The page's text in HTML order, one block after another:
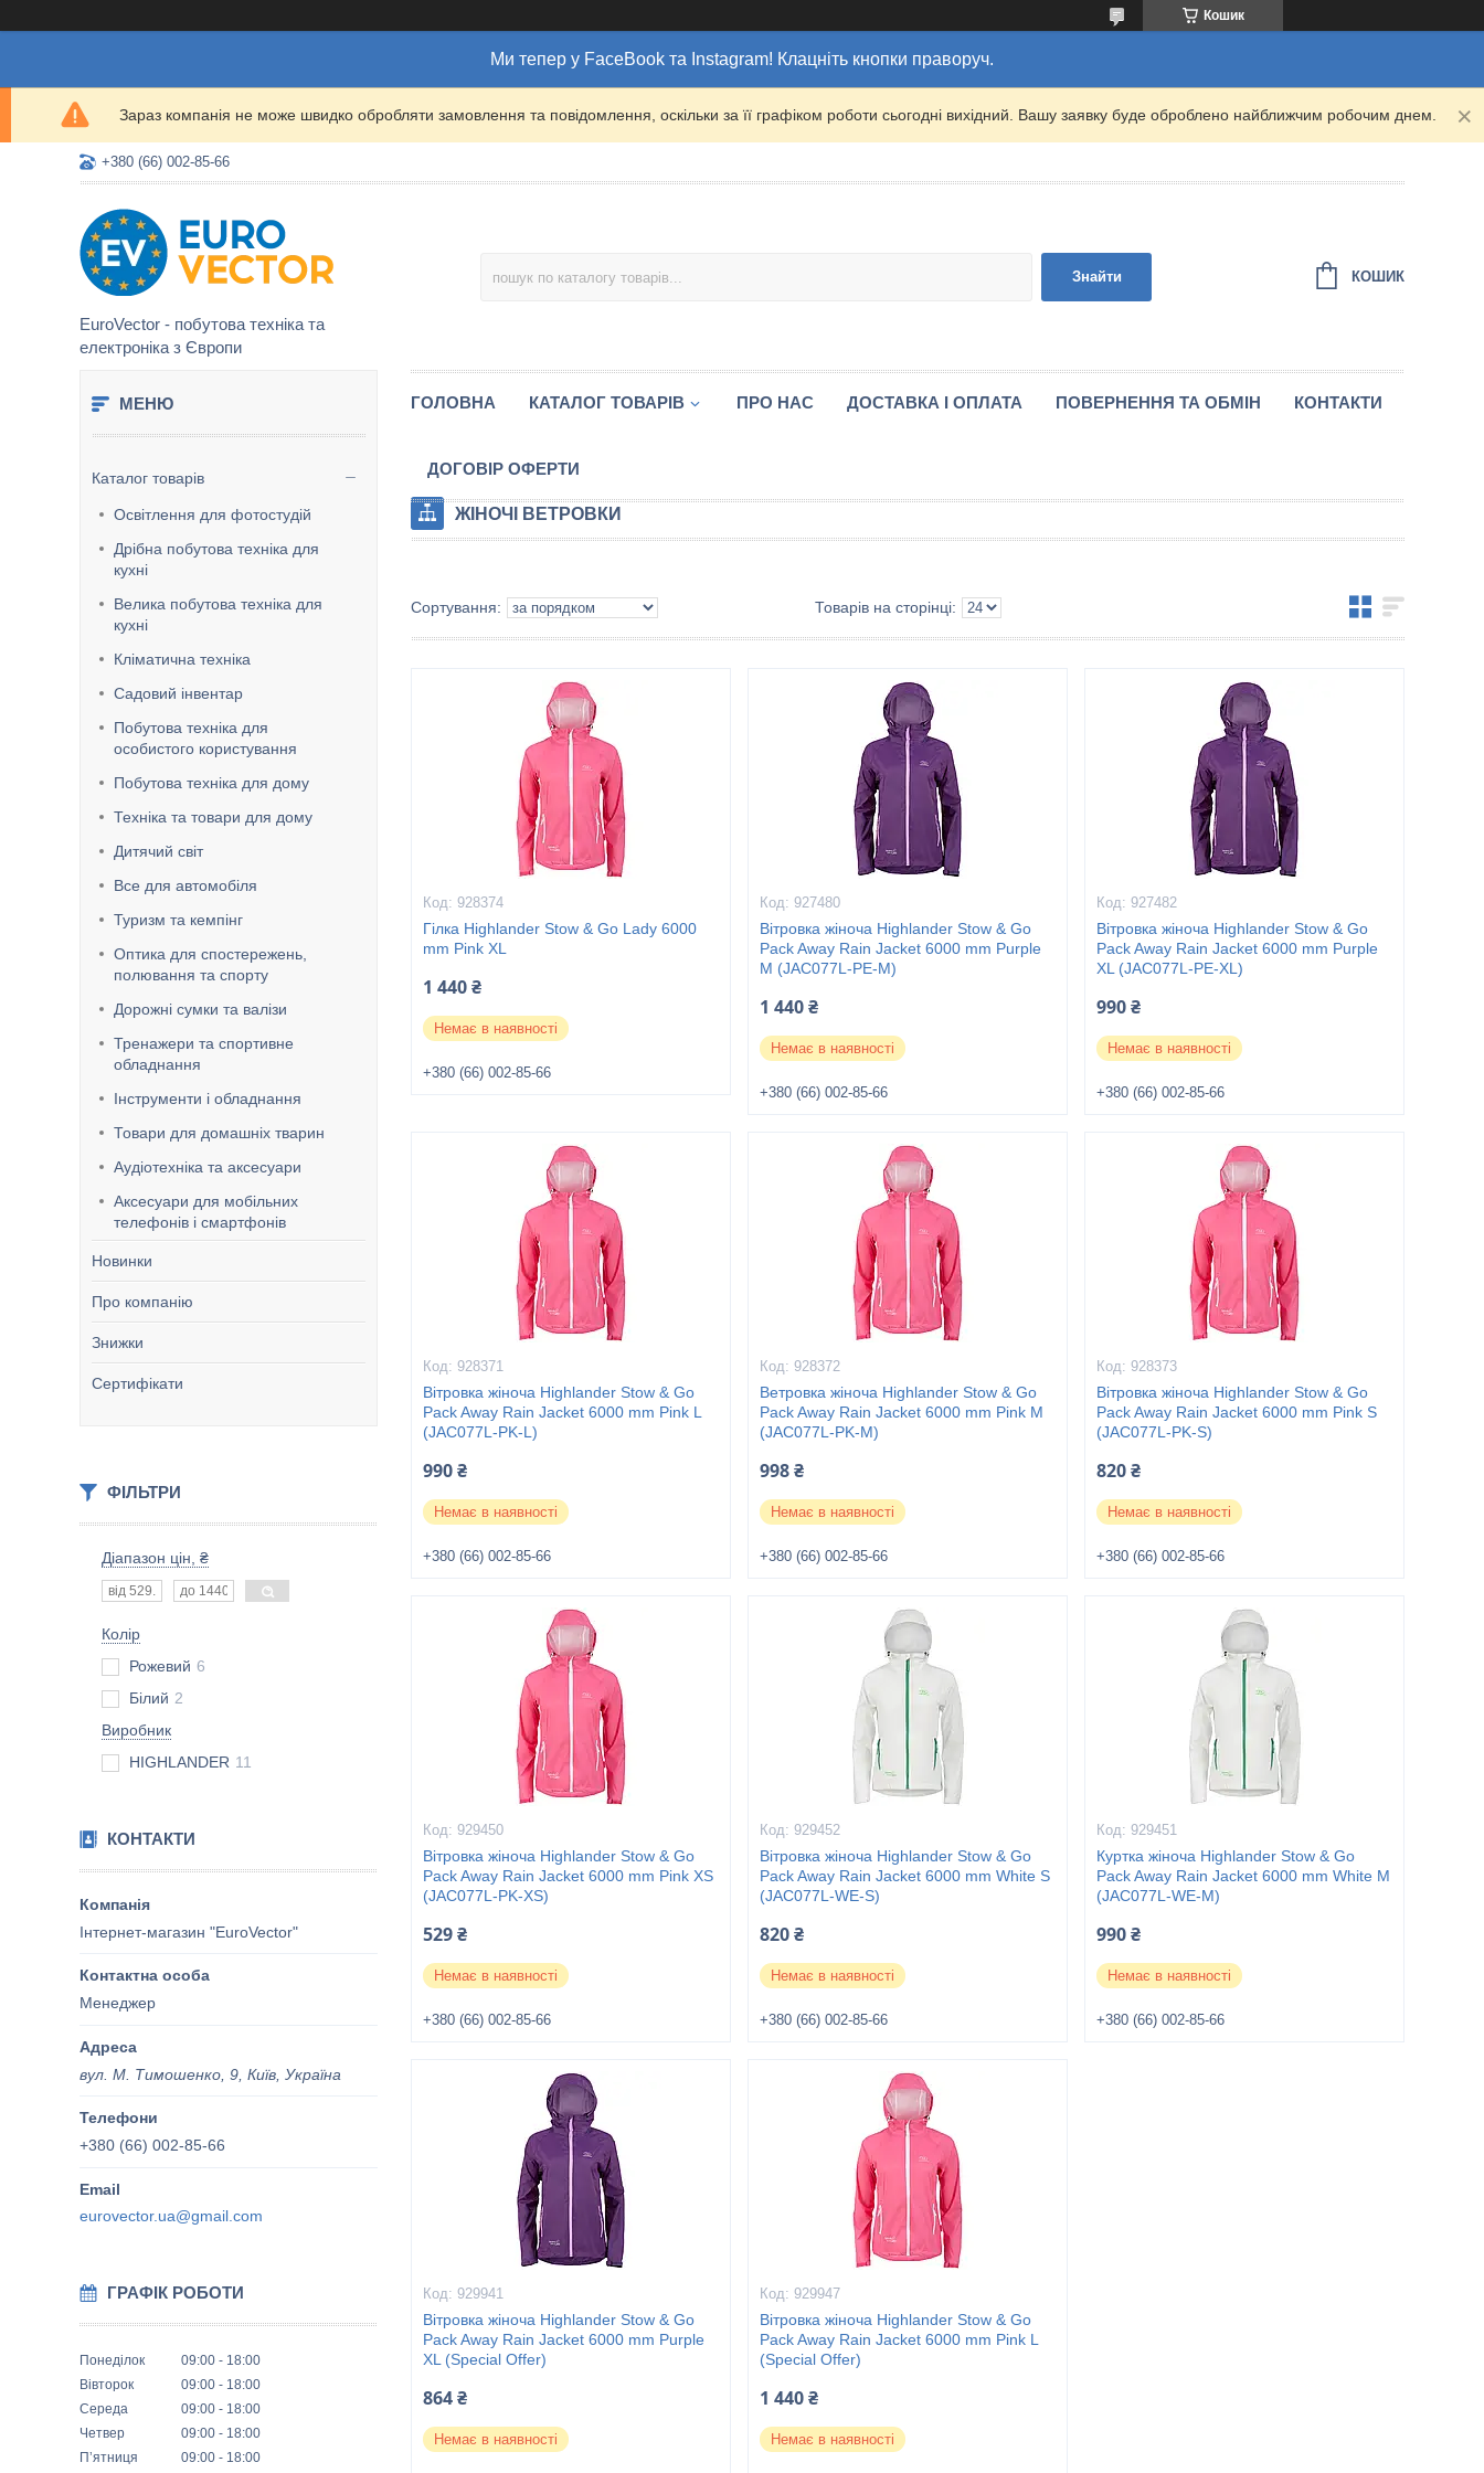
Кошик
Ми тепер у FaceBook та Instagram! Клацніть кнопки праворуч.
Зараз компанія не може швидко обробляти замовлення та повідомлення, оскільки за її графіком роботи сьогодні вихідний. Вашу заявку буде оброблено найближчим робочим днем.
+380 (66) 002-85-66
EuroVector - побутова техніка та
електроніка з Європи
Знайти КОШИК
Каталог товарів
Освітлення для фотостудій
Дрібна побутова техніка для
кухні
Велика побутова техніка для
кухні
Кліматична техніка
Садовий інвентар
Побутова техніка для
особистого користування
Побутова техніка для дому
Техніка та товари для дому
Дитячий світ
Все для автомобіля
Туризм та кемпінг
Оптика для спостережень,
полювання та спорту
Дорожні сумки та валізи
Тренажери та спортивне
обладнання
Інструменти і обладнання
Товари для домашніх тварин
Аудіотехніка та аксесуари
Аксесуари для мобільних
телефонів і смартфонів
Новинки
Про компанію
Знижки
Сертифікати
ФІЛЬТРИ
Діапазон цін, ₴
Колір
Рожевий 6
Білий 2
Виробник
HIGHLANDER 11
КОНТАКТИ
Інтернет-магазин "EuroVector"
Менеджер
вул. М. Тимошенко, 9, Київ, Україна
+380 (66) 002-85-66
eurovector.ua@gmail.com
ГРАФІК РОБОТИ
Понеділок 09:00
18:00
Вівторок
09:00
18:00
Середа
09:00
18:00
Четвер
09:00
18:00
Пʼятниця
09:00 18:00
ГОЛОВНА КАТАЛОГ ТОВАРІВ ПРО НАС ДОСТАВКА І ОПЛАТА ПОВЕРНЕННЯ ТА ОБМІН КОНТАКТИ
ДОГОВІР ОФЕРТИ
ЖІНОЧІ ВЕТРОВКИ
928374
Гілка Highlander Stow & Go Lady 6000
mm Pink XL
1 440 ₴
Немає в наявності
+380 (66) 002-85-66
927480
Вітровка жіноча Highlander Stow & Go
Pack Away Rain Jacket 6000 mm Purple
M (JAC077L-PE-M)
1 440 ₴
Немає в наявності
+380 (66) 002-85-66
927482
Вітровка жіноча Highlander Stow & Go
Pack Away Rain Jacket 6000 mm Purple
XL (JAC077L-PE-XL)
990 ₴
Немає в наявності
+380 (66) 002-85-66
928371
Вітровка жіноча Highlander Stow & Go
Pack Away Rain Jacket 6000 mm Pink L
(JAC077L-PK-L)
990 ₴
Немає в наявності
+380 (66) 002-85-66
928372
Ветровка жіноча Highlander Stow & Go
Pack Away Rain Jacket 6000 mm Pink M
(JAC077L-PK-M)
998 ₴
Немає в наявності
+380 (66) 002-85-66
928373
Вітровка жіноча Highlander Stow & Go
Pack Away Rain Jacket 6000 mm Pink S
(JAC077L-PK-S)
820 ₴
Немає в наявності
+380 (66) 002-85-66
929450
Вітровка жіноча Highlander Stow & Go
Pack Away Rain Jacket 6000 mm Pink XS
(JAC077L-PK-XS)
529 ₴
Немає в наявності
+380 (66) 002-85-66
929452
Вітровка жіноча Highlander Stow & Go
Pack Away Rain Jacket 6000 mm White S
(JAC077L-WE-S)
820 ₴
Немає в наявності
+380 (66) 002-85-66
929451
Куртка жіноча Highlander Stow & Go
Pack Away Rain Jacket 6000 mm White M
(JAC077L-WE-M)
990 ₴
Немає в наявності
+380 (66) 002-85-66
929941
Вітровка жіноча Highlander Stow & Go
Pack Away Rain Jacket 6000 mm Purple
XL (Special Offer)
864 ₴
Немає в наявності
929947
Вітровка жіноча Highlander Stow & Go
Pack Away Rain Jacket 6000 mm Pink L
(Special Offer)
1 440 ₴
Немає в наявності